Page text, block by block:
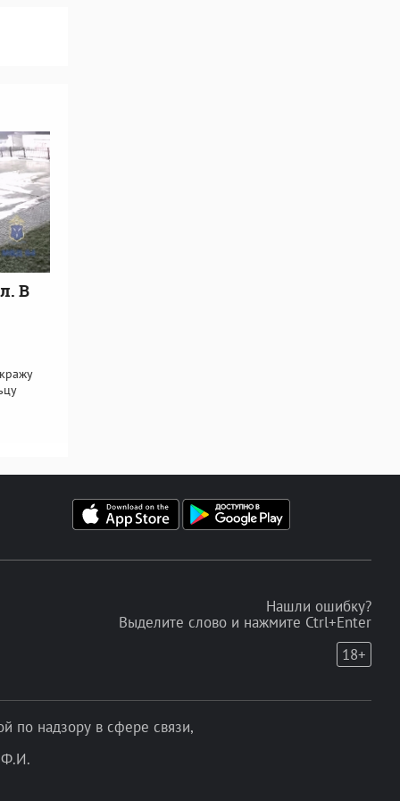
В
Нашли ошибку?
Выделите слово и нажмите Ctrl+Enter
18+
по надзору в сфере связи,
Ф.И.